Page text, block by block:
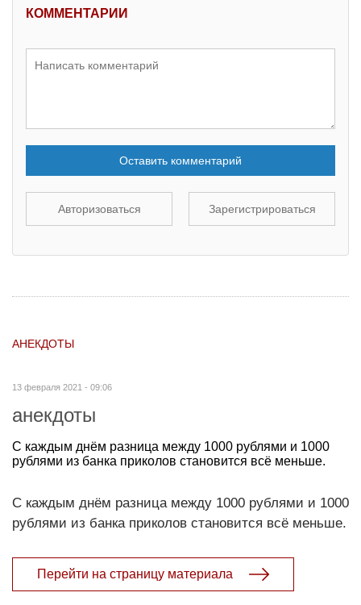
КОММЕНТАРИИ
Оставить комментарий
Авторизоваться Зарегистрироваться
АНЕКДОТЫ
13 февраля 2021 - 09:06
анекдоты
С каждым днём разница между 1000 рублями и 1000
рублями из банка приколов становится всё меньше.
С каждым днём разница между 1000 рублями и 1000
рублями из банка приколов становится всё меньше.
Перейти на страницу материала